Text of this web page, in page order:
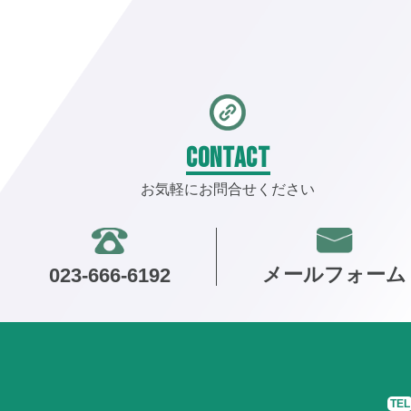
CONTACT
お気軽にお問合せください
023-666-6192 メールフォーム
TEL